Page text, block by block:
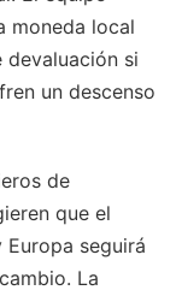
moneda local
si
un descenso
de
que el
seguirá
La